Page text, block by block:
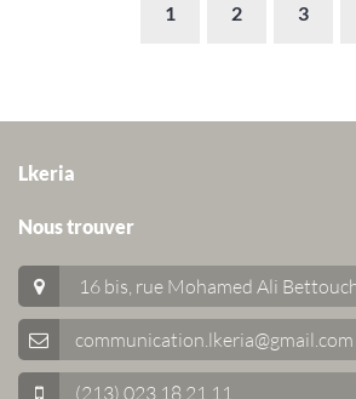
1 2 3
Lkeria
Nous trouver
16 bis, rue Mohamed Ali
communication.lkeria@gmail.com
(213) 023 18 21 11